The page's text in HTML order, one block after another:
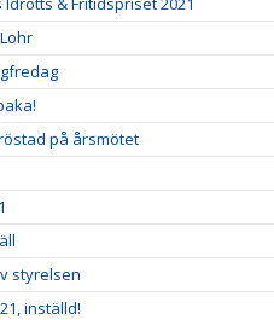
på årsmötet
styrelsen
inställd!